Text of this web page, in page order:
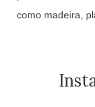
como madeira,